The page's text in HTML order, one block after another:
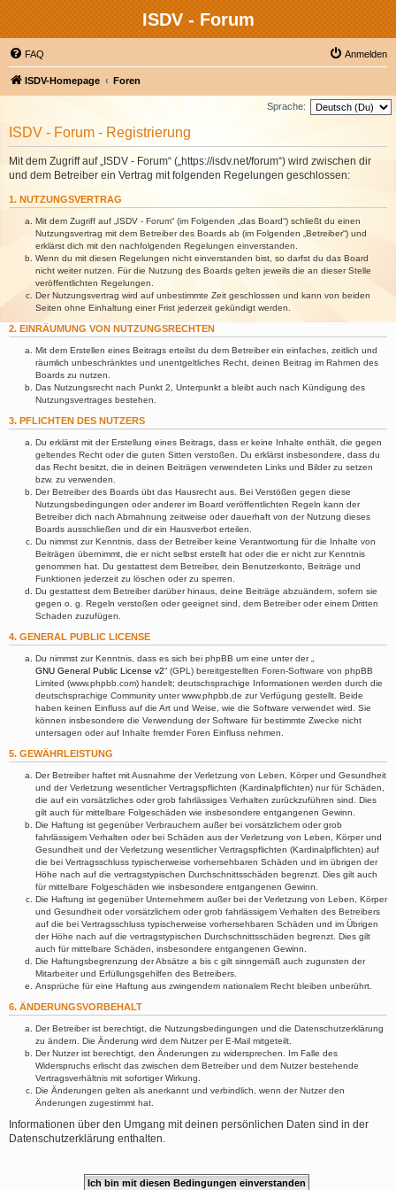
ISDV - Forum
FAQ Anmelden
ISDV-Homepage Foren
Sprache:
ISDV - Forum - Registrierung
Mit dem Zugriff auf „ISDV - Forum“ („https://isdv.net/forum“) wird zwischen dir
und dem Betreiber ein Vertrag mit folgenden Regelungen geschlossen:
1. NUTZUNGSVERTRAG
Mit dem Zugriff auf „ISDV - Forum“ (im Folgenden „das Board“) schließt du einen
Nutzungsvertrag mit dem Betreiber des Boards ab (im Folgenden „Betreiber“) und
erklärst dich mit den nachfolgenden Regelungen einverstanden.
Wenn du mit diesen Regelungen nicht einverstanden bist, so darfst du das Board
nicht weiter nutzen. Für die Nutzung des Boards gelten jeweils die an dieser Stelle
veröffentlichten Regelungen.
Der Nutzungsvertrag wird auf unbestimmte Zeit geschlossen und kann von beiden
Seiten ohne Einhaltung einer Frist jederzeit gekündigt werden.
2. EINRÄUMUNG VON NUTZUNGSRECHTEN
Mit dem Erstellen eines Beitrags erteilst du dem Betreiber ein einfaches, zeitlich und
räumlich unbeschränktes und unentgeltliches Recht, deinen Beitrag im Rahmen des
Boards zu nutzen.
Das Nutzungsrecht nach Punkt 2, Unterpunkt a bleibt auch nach Kündigung des
Nutzungsvertrages bestehen.
3. PFLICHTEN DES NUTZERS
Du erklärst mit der Erstellung eines Beitrags, dass er keine Inhalte enthält, die gegen
geltendes Recht oder die guten Sitten verstoßen. Du erklärst insbesondere, dass du
das Recht besitzt, die in deinen Beiträgen verwendeten Links und Bilder zu setzen
bzw. zu verwenden.
Der Betreiber des Boards übt das Hausrecht aus. Bei Verstößen gegen diese
Nutzungsbedingungen oder anderer im Board veröffentlichten Regeln kann der
Betreiber dich nach Abmahnung zeitweise oder dauerhaft von der Nutzung dieses
Boards ausschließen und dir ein Hausverbot erteilen.
Du nimmst zur Kenntnis, dass der Betreiber keine Verantwortung für die Inhalte von
Beiträgen übernimmt, die er nicht selbst erstellt hat oder die er nicht zur Kenntnis
genommen hat. Du gestattest dem Betreiber, dein Benutzerkonto, Beiträge und
Funktionen jederzeit zu löschen oder zu sperren.
Du gestattest dem Betreiber darüber hinaus, deine Beiträge abzuändern, sofern sie
gegen o. g. Regeln verstoßen oder geeignet sind, dem Betreiber oder einem Dritten
Schaden zuzufügen.
4. GENERAL PUBLIC LICENSE
Du nimmst zur Kenntnis, dass es sich bei phpBB um eine unter der „
GNU General Public License v2“ (GPL) bereitgestellten Foren-Software von phpBB
Limited (www.phpbb.com) handelt; deutschsprachige Informationen werden durch die
deutschsprachige Community unter www.phpbb.de zur Verfügung gestellt. Beide
haben keinen Einfluss auf die Art und Weise, wie die Software verwendet wird. Sie
können insbesondere die Verwendung der Software für bestimmte Zwecke nicht
untersagen oder auf Inhalte fremder Foren Einfluss nehmen.
5. GEWÄHRLEISTUNG
Der Betreiber haftet mit Ausnahme der Verletzung von Leben, Körper und Gesundheit
und der Verletzung wesentlicher Vertragspflichten (Kardinalpflichten) nur für Schäden,
die auf ein vorsätzliches oder grob fahrlässiges Verhalten zurückzuführen sind. Dies
gilt auch für mittelbare Folgeschäden wie insbesondere entgangenen Gewinn.
Die Haftung ist gegenüber Verbrauchern außer bei vorsätzlichem oder grob
fahrlässigem Verhalten oder bei Schäden aus der Verletzung von Leben, Körper und
Gesundheit und der Verletzung wesentlicher Vertragspflichten (Kardinalpflichten) auf
die bei Vertragsschluss typischerweise vorhersehbaren Schäden und im übrigen der
Höhe nach auf die vertragstypischen Durchschnittsschäden begrenzt. Dies gilt auch
für mittelbare Folgeschäden wie insbesondere entgangenen Gewinn.
Die Haftung ist gegenüber Unternehmern außer bei der Verletzung von Leben, Körper
und Gesundheit oder vorsätzlichem oder grob fahrlässigem Verhalten des Betreibers
auf die bei Vertragsschluss typischerweise vorhersehbaren Schäden und im Übrigen
der Höhe nach auf die vertragstypischen Durchschnittsschäden begrenzt. Dies gilt
auch für mittelbare Schäden, insbesondere entgangenen Gewinn.
Die Haftungsbegrenzung der Absätze a bis c gilt sinngemäß auch zugunsten der
Mitarbeiter und Erfüllungsgehilfen des Betreibers.
Ansprüche für eine Haftung aus zwingendem nationalem Recht bleiben unberührt.
6. ÄNDERUNGSVORBEHALT
Der Betreiber ist berechtigt, die Nutzungsbedingungen und die Datenschutzerklärung
zu ändern. Die Änderung wird dem Nutzer per E-Mail mitgeteilt.
Der Nutzer ist berechtigt, den Änderungen zu widersprechen. Im Falle des
Widerspruchs erlischt das zwischen dem Betreiber und dem Nutzer bestehende
Vertragsverhältnis mit sofortiger Wirkung.
Die Änderungen gelten als anerkannt und verbindlich, wenn der Nutzer den
Änderungen zugestimmt hat.
Informationen über den Umgang mit deinen persönlichen Daten sind in der
Datenschutzerklärung enthalten.